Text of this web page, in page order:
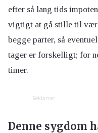
efter så lang tids
vigtigt at gå stille til
begge parter, så
tager er forskelligt; for
timer.
Reklame:
Denne sygdom